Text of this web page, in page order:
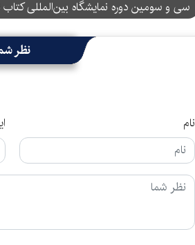
سی و سومین دوره نمایشگاه بین‌المللی کتاب
نظر
نام